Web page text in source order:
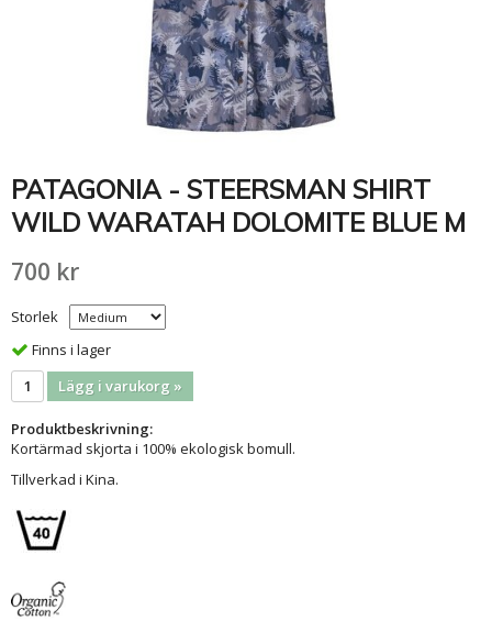
PATAGONIA - STEERSMAN SHIRT
WILD WARATAH DOLOMITE BLUE M
700 kr
Storlek
Finns i lager
Lägg i varukorg »
Produktbeskrivning:
Kortärmad skjorta i 100% ekologisk bomull.
Tillverkad i Kina.